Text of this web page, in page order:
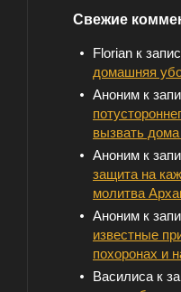
Свежие
Florian к
домашняя
Аноним к
вызвать
Аноним к
защита на
молитва
Аноним к
известные
похоронах и
Василиса к